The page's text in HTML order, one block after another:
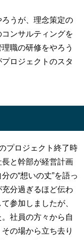
うが、理念策定の
ンサルティングを
職の研修をやろう
ロジェクトのスタ
プロジェクト終了時
と幹部が経営計画
の“想いの丈”を語っ
分過ぎるほど伝わ
参加しましたが、
社員の方々から自
の場から立ち去り